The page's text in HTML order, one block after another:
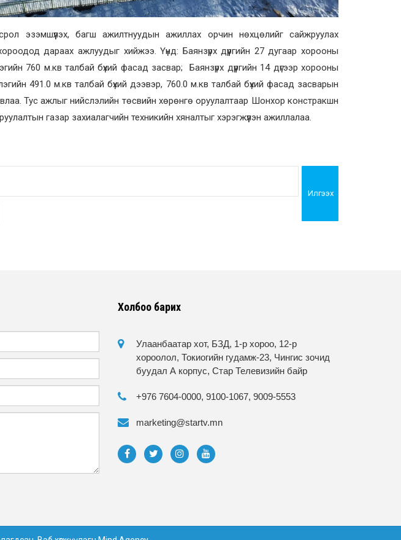
эзэмшүүлэх, багш ажилтнуудын ажиллах орчин нөхцөлийг сайжруулах
дараах ажлуудыг хийжээ. Үүнд: Баянзүрх дүүргийн 27 дугаар хорооны
760 м.кв талбай бүхий фасад засвар; Баянзүрх дүүргийн 14 дүгээр хорооны
491.0 м.кв талбай бүхий дээвэр, 760.0 м.кв талбай бүхий фасад засварын
Тус ажлыг нийслэлийн төсвийн хөрөнгө оруулалтаар Шонхор констракшн
газар захиалагчийн техникийн хяналтыг хэрэгжүүлэн ажиллалаа.
Илгээх
Холбоо барих
Улаанбаатар хот, БЗД, 1-р хороо, 12-р
хороолол, Токиогийн гудамж-23, Чингис зочид
буудал А корпус, Стар Телевизийн байр
+976 7604-0000, 9100-1067, 9009-5553
marketing@startv.mn